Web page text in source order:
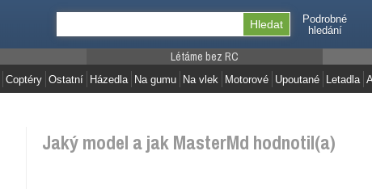
Podrobné
hledání
Coptéry Ostatní
Létáme bez RC
Házedla Na gumu Na vlek Motorové Upoutané Letadla
Jaký model a jak MasterMd hodnotil(a)